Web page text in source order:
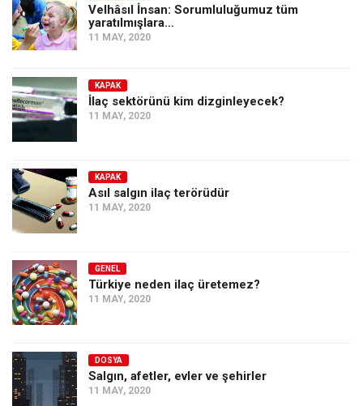
Velhâsıl İnsan: Sorumluluğumuz tüm
yaratılmışlara…
11 MAY, 2020
KAPAK
İlaç sektörünü kim dizginleyecek?
11 MAY, 2020
KAPAK
Asıl salgın ilaç terörüdür
11 MAY, 2020
GENEL
Türkiye neden ilaç üretemez?
11 MAY, 2020
DOSYA
Salgın, afetler, evler ve şehirler
11 MAY, 2020